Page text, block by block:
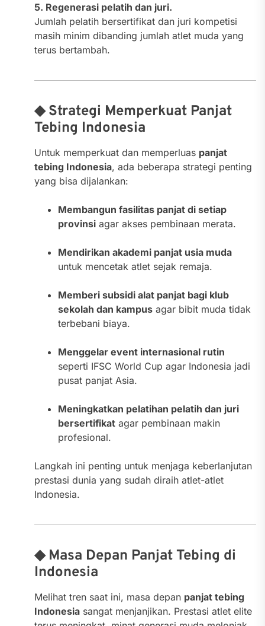
5. Regenerasi pelatih dan juri.
Jumlah pelatih bersertifikat dan juri kompetisi
masih minim dibanding jumlah atlet muda yang
terus bertambah.
◆ Strategi Memperkuat Panjat
Tebing Indonesia
Untuk memperkuat dan memperluas panjat
tebing Indonesia, ada beberapa strategi penting
yang bisa dijalankan:
Membangun fasilitas panjat di setiap
provinsiagar akses pembinaan merata.
Mendirikan akademi panjat usia muda
untuk mencetak atlet sejak remaja.
Memberi subsidi alat panjat bagi klub
sekolah dan kampusagar bibit muda tidak
terbebani biaya.
Menggelar event internasional rutin
seperti IFSC World Cup agar Indonesia jadi
pusat panjat Asia.
Meningkatkan pelatihan pelatih dan juri
bersertifikatagar pembinaan makin
profesional.
Langkah ini penting untuk menjaga keberlanjutan
prestasi dunia yang sudah diraih atlet-atlet
Indonesia.
◆ Masa Depan Panjat Tebing di
Indonesia
Melihat tren saat ini, masa depan panjat tebing
Indonesiasangat menjanjikan. Prestasi atlet elite